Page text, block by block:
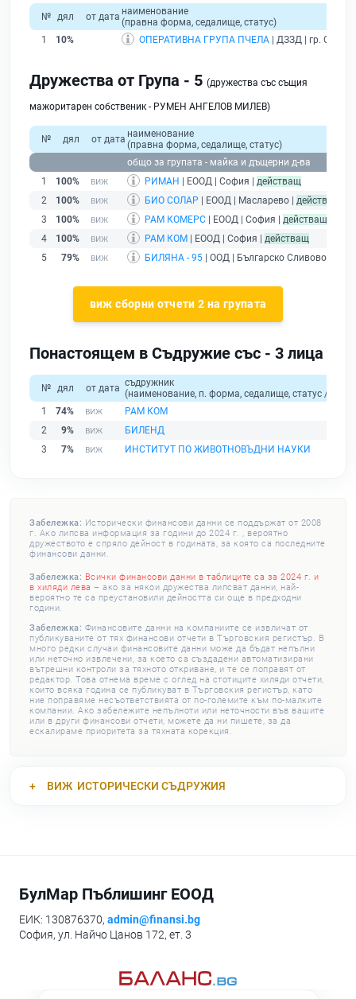
№ дял от дата наименование
(правна форма, седалище, статус)
1
10% ОПЕРАТИВНА ГРУПА ПЧЕЛА | ДЗЗД | гр.
Дружества от Група - 5 (дружества със същия
мажоритарен собственик - РУМЕН АНГЕЛОВ МИЛЕВ)
№ дял от дата наименование
(правна форма, седалище, статус)
общо за групата - майка и дъщерни д-ва
1
100% РИМАН | ЕООД | София | действащ
2
100% БИО СОЛАР | ЕООД | Масларево | действащ
3
100% РАМ КОМЕРС | ЕООД | София | действащ
4
100% РАМ КОМ | ЕООД | София | действащ
5
79% БИЛЯНА - 95 | ООД | Българско Сливово |
виж сборни отчети 2 на групата
Понастоящем в Съдружие със - 3 лица
№ дял от дата съдружник
(наименование, п. форма, седалище, статус /
1
74%
РАМ КОМ
2
9%
БИЛЕНД
3
7% ИНСТИТУТ ПО ЖИВОТНОВЪДНИ НАУКИ
Забележка: Исторически финансови данни се поддържат от 2008
г. Ако липсва информация за години до 2024 г. , вероятно
дружеството е спряло дейност в годината, за която са последните
финансови данни.
Забележка: Всички финансови данни в таблиците са за 2024 г. и
в хиляди лева – ако за някои дружества липсват данни, най-
вероятно те са преустановили дейността си още в предходни
години.
Забележка: Финансовите данни на компаниите се извличат от
публикуваните от тях финансови отчети в Търговския регистър. В
много редки случаи финансовите данни може да бъдат непълни
или неточно извлечени, за което са създадени автоматизирани
вътрешни контроли за тяхното откриване, и те се поправят от
редактор. Това отнема време с оглед на стотиците хиляди отчети,
които всяка година се публикуват в Търговския регистър, като
ние поправяме несъответствията от по-големите към по-малките
компании. Ако забележите непълноти или неточности във вашите
или в други финансови отчети, можете да ни пишете, за да
ескалираме приоритета за тяхната корекция.
ВИЖ ИСТОРИЧЕСКИ СЪДРУЖИЯ
БулМар Пъблишинг ЕООД
ЕИК: 130876370, admin@finansi.bg
София, ул. Найчо Цанов 172, ет. 3